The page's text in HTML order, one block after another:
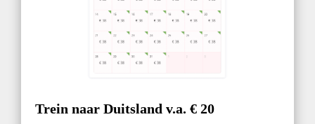
Trein naar Duitsland v.a. € 20